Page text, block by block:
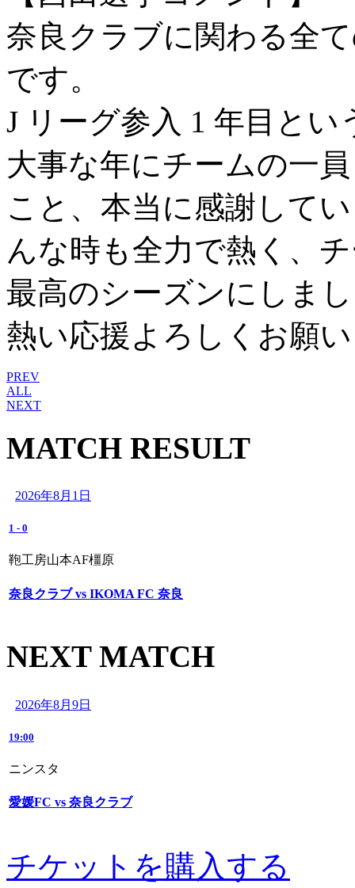
奈良クラブに関わる全
です。
J リーグ参入 1 年目と
大事な年にチームの一
こと、本当に感謝して
んな時も全力で熱く、
最高のシーズンにしま
熱い応援よろしくお願
PREV
ALL
NEXT
MATCH RESULT
2026年8月1日
1 - 0
鞄工房山本AF橿原
奈良クラブ vs IKOMA FC 奈良
NEXT MATCH
2026年8月9日
19:00
ニンスタ
愛媛FC vs 奈良クラブ
チケットを購入する